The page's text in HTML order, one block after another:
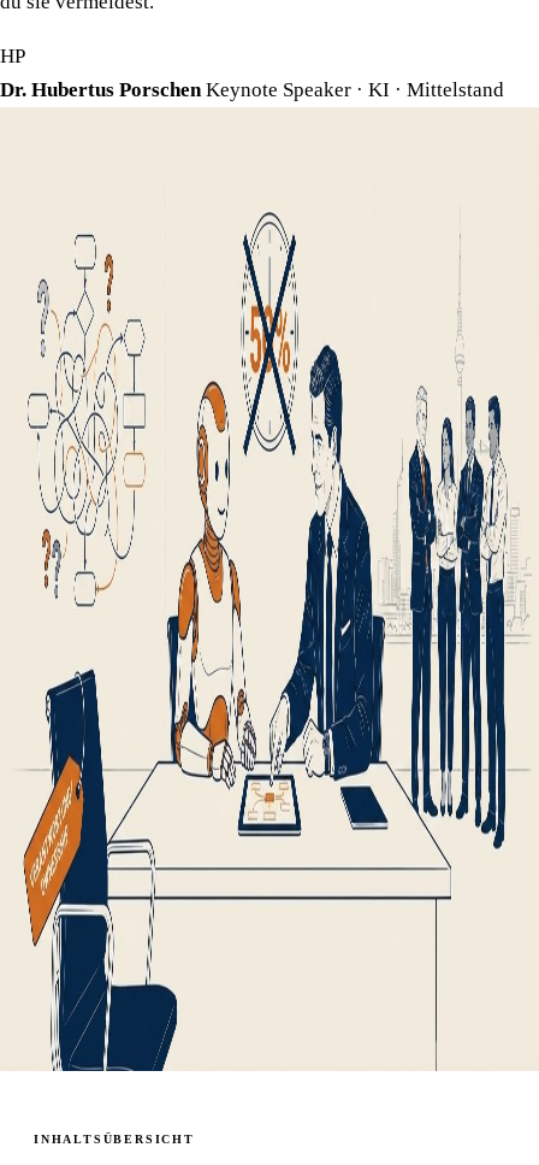
HP
Dr. Hubertus Porschen Keynote Speaker · KI · Mittelstand
INHALTSÜBERSICHT